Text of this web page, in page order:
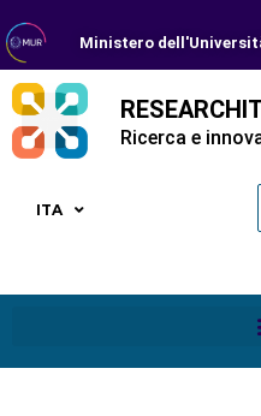
Ministero
Ricerca e
ITA